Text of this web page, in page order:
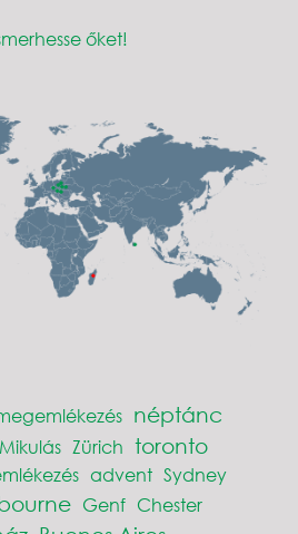
őket!
néptánc
Mikulás Zürich toronto
advent Sydney
Genf Chester